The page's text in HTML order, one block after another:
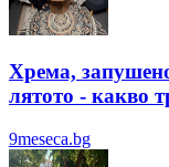
Хрема,
лятотo - какво
9meseca.bg